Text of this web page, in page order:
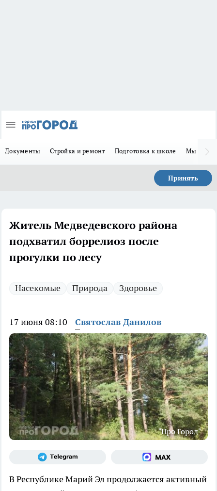
Документы Стройка и ремонт Подготовка к школе Мы в MAX
Принять
Житель Медведевского района
подхватил боррелиоз после
прогулки по лесу
Насекомые Природа Здоровье
17 июня 08:10 Святослав Данилов
"Про Город"
В Республике Марий Эл продолжается активный